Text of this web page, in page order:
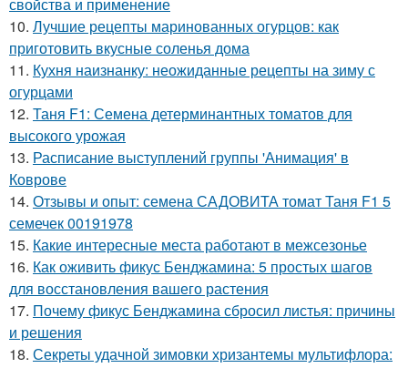
свойства и применение
10. Лучшие рецепты маринованных огурцов: как
приготовить вкусные соленья дома
11. Кухня наизнанку: неожиданные рецепты на зиму с
огурцами
12. Таня F1: Семена детерминантных томатов для
высокого урожая
13. Расписание выступлений группы 'Анимация' в
Коврове
14. Отзывы и опыт: семена САДОВИТА томат Таня F1 5
семечек 00191978
15. Какие интересные места работают в межсезонье
16. Как оживить фикус Бенджамина: 5 простых шагов
для восстановления вашего растения
17. Почему фикус Бенджамина сбросил листья: причины
и решения
18. Секреты удачной зимовки хризантемы мультифлора: